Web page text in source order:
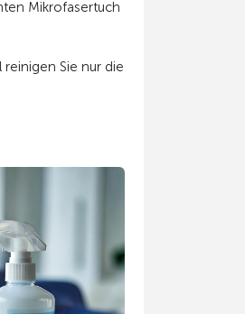
Mikrofasertuch
Sie nur die